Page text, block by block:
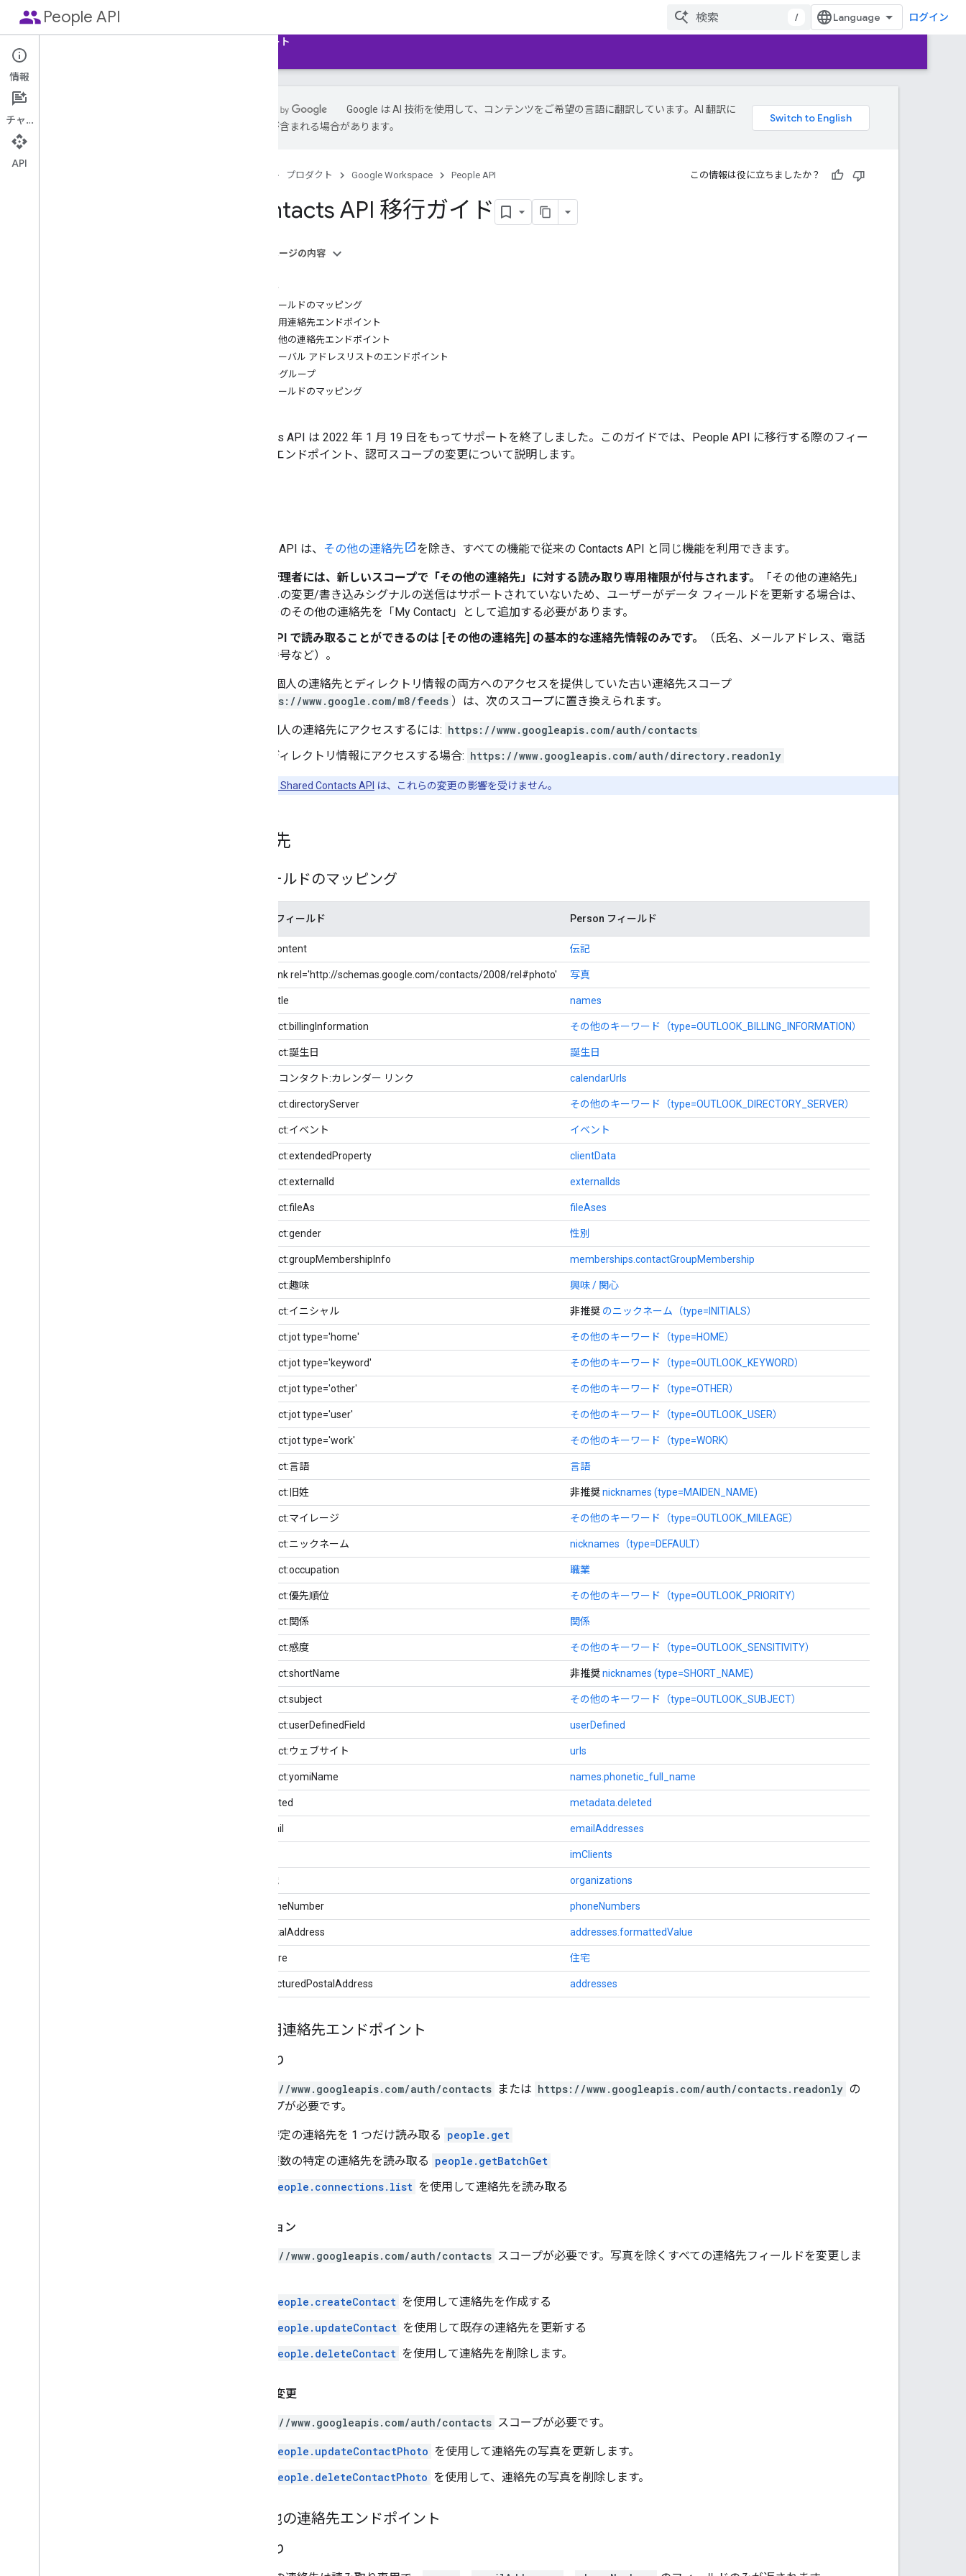
peoplePeople API / ログイン
サポート
はじめに
API を使用する準備
Google は AI 技術を使用して、コンテンツをご希望の言語に翻訳しています。AI 翻訳に
は誤りが含まれる場合があります。
プロダクト Google Workspace People API この情報は役に立ちましたか？
Contacts API 移行ガイド
このページの内容
連絡先
フィールドのマッピング
個人用連絡先エンドポイント
その他の連絡先エンドポイント
グローバル アドレスリストのエンドポイント
連絡先グループ
フィールドのマッピング
Contacts API は 2022 年 1 月 19 日をもってサポートを終了しました。このガイドでは、People API に移行する際のフィー
ルド、エンドポイント、認可スコープの変更について説明します。
People API は、 その他の連絡先 を除き、すべての機能で従来の Contacts API と同じ機能を利用できます。
管理者には、新しいスコープで「その他の連絡先」に対する読み取り専用権限が付与されます。
「その他の連絡先」
への変更/書き込みシグナルの送信はサポートされていないため、ユーザーがデータ フィールドを更新する場合は、
そのその他の連絡先を「My Contact」として追加する必要があります。
API で読み取ることができるのは [その他の連絡先] の基本的な連絡先情報のみです。
（氏名、メールアドレス、電話
番号など）。
また、個人の連絡先とディレクトリ情報の両方へのアクセスを提供していた古い連絡先スコープ
https://www.google.com/m8/feeds ）は、次のスコープに置き換えられます。
個人の連絡先にアクセスするには: https://www.googleapis.com/auth/contacts
ディレクトリ情報にアクセスする場合: https://www.googleapis.com/auth/directory.readonly
Domain Shared Contacts API は、これらの変更の影響を受けません。
連絡先
フィールドのマッピング
連絡先フィールド Person フィールド
atom:content 伝記
Atom:link rel='http://schemas.google.com/contacts/2008/rel#photo' 写真
atom:title names
gContact:billingInformation その他のキーワード（type=OUTLOOK_BILLING_INFORMATION）
gContact:誕生日 誕生日
Google コンタクト:カレンダー リンク calendarUrls
gContact:directoryServer その他のキーワード（type=OUTLOOK_DIRECTORY_SERVER）
gContact:イベント イベント
gContact:extendedProperty clientData
gContact:externalId externalIds
gContact:fileAs fileAses
gContact:gender 性別
gContact:groupMembershipInfo memberships.contactGroupMembership
gContact:趣味 興味 / 関心
gContact:イニシャル 非推奨 のニックネーム（type=INITIALS）
gContact:jot type='home' その他のキーワード（type=HOME）
gContact:jot type='keyword' その他のキーワード（type=OUTLOOK_KEYWORD）
gContact:jot type='other' その他のキーワード（type=OTHER）
gContact:jot type='user' その他のキーワード（type=OUTLOOK_USER）
gContact:jot type='work' その他のキーワード（type=WORK）
gContact:言語 言語
gContact:旧姓 非推奨nicknames (type=MAIDEN_NAME)
gContact:マイレージ その他のキーワード（type=OUTLOOK_MILEAGE）
gContact:ニックネーム nicknames（type=DEFAULT）
gContact:occupation 職業
gContact:優先順位 その他のキーワード（type=OUTLOOK_PRIORITY）
gContact:関係 関係
gContact:感度 その他のキーワード（type=OUTLOOK_SENSITIVITY）
gContact:shortName 非推奨nicknames (type=SHORT_NAME)
gContact:subject その他のキーワード（type=OUTLOOK_SUBJECT）
gContact:userDefinedField userDefined
gContact:ウェブサイト urls
gContact:yomiName names.phonetic_full_name
gd:deleted metadata.deleted
gd:email emailAddresses
imClients
gd:組織 organizations
gd:phoneNumber phoneNumbers
gd:postalAddress addresses.formattedValue
gd:where 住宅
gd:structuredPostalAddress addresses
個人用連絡先エンドポイント
読み取り
https://www.googleapis.com/auth/contacts または https://www.googleapis.com/auth/contacts.readonly の
スコープが必要です。
特定の連絡先を 1 つだけ読み取る people.get
複数の特定の連絡先を読み取る people.getBatchGet
people.connections.list を使用して連絡先を読み取る
アクション
https://www.googleapis.com/auth/contacts スコープが必要です。写真を除くすべての連絡先フィールドを変更しま
people.createContact を使用して連絡先を作成する
people.updateContact を使用して既存の連絡先を更新する
people.deleteContact を使用して連絡先を削除します。
写真の変更
https://www.googleapis.com/auth/contacts スコープが必要です。
people.updateContactPhoto を使用して連絡先の写真を更新します。
people.deleteContactPhoto を使用して、連絡先の写真を削除します。
その他の連絡先エンドポイント
読み取り
情報
チャット
API